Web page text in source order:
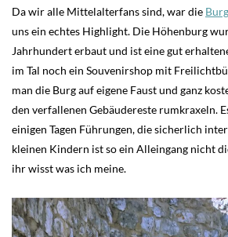
Da wir alle Mittelalterfans sind, war die
uns ein echtes Highlight. Die Höhenburg
Jahrhundert erbaut und ist eine gut
im Tal noch ein Souvenirshop mit
man die Burg auf eigene Faust und ganz
den verfallenen Gebäudereste rumkraxeln.
einigen Tagen Führungen, die sicherlich
kleinen Kindern ist so ein Alleingang nicht
ihr wisst was ich meine.